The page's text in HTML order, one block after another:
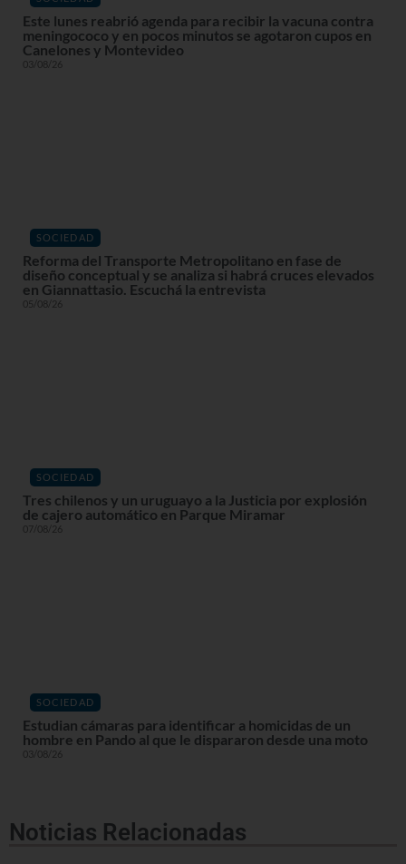
Este lunes reabrió agenda para recibir la vacuna contra
meningococo y en pocos minutos se agotaron cupos en
Canelones y Montevideo
03/08/26
SOCIEDAD
Reforma del Transporte Metropolitano en fase de
diseño conceptual y se analiza si habrá cruces elevados
en Giannattasio. Escuchá la entrevista
05/08/26
SOCIEDAD
Tres chilenos y un uruguayo a la Justicia por explosión
de cajero automático en Parque Miramar
07/08/26
SOCIEDAD
Estudian cámaras para identificar a homicidas de un
hombre en Pando al que le dispararon desde una moto
03/08/26
Noticias Relacionadas